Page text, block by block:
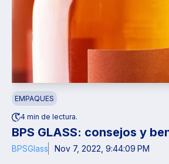
EMPAQUES
4 min de lectura.
BPS GLASS: consejos y
BPSGlass Nov 7, 2022, 9:44:09 PM